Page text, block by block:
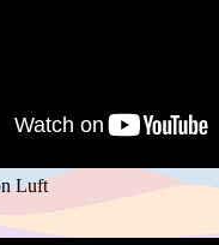
Luft